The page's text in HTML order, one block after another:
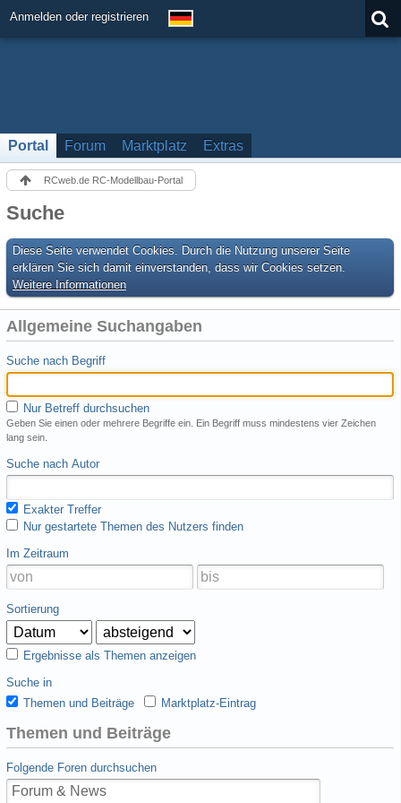
Anmelden oder registrieren
Portal Forum Marktplatz Extras
RCweb.de RC-Modellbau-Portal
Suche
Diese Seite verwendet Cookies. Durch die Nutzung unserer Seite
erklären Sie sich damit einverstanden, dass wir Cookies setzen.
Weitere Informationen
Allgemeine Suchangaben
Suche nach Begriff
Nur Betreff durchsuchen
Geben Sie einen oder mehrere Begriffe ein. Ein Begriff muss mindestens vier Zeichen
lang sein.
Suche nach Autor
Exakter Treffer
Nur gestartete Themen des Nutzers finden
Im Zeitraum
Sortierung
Ergebnisse als Themen anzeigen
Suche in
Themen und Beiträge
Marktplatz-Eintrag
Themen und Beiträge
Folgende Foren durchsuchen